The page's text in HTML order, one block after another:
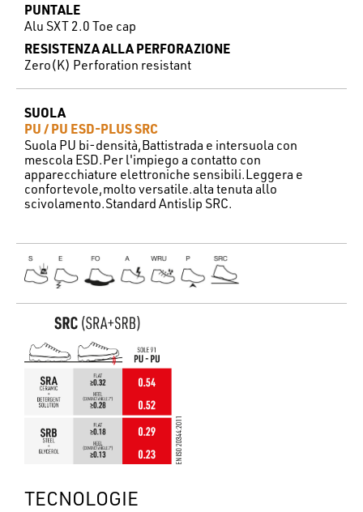
PUNTALE
Alu SXT 2.0 Toe cap
RESISTENZA ALLA PERFORAZIONE
Zero(K) Perforation resistant
SUOLA
PU / PU ESD-PLUS SRC
Suola PU bi-densità,Battistrada e intersuola con
mescola ESD.Per l'impiego a contatto con
apparecchiature elettroniche sensibili.Leggera e
confortevole,molto versatile.alta tenuta allo
scivolamento.Standard Antislip SRC.
TECNOLOGIE